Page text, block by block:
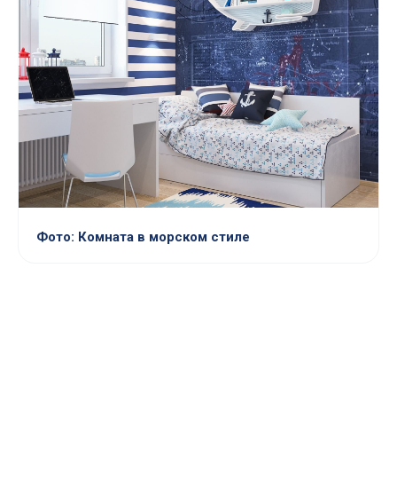
Фото: Комната в морском стиле